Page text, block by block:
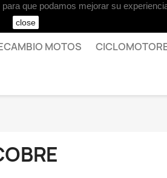
MOTOS
que podamos mejorar su
close